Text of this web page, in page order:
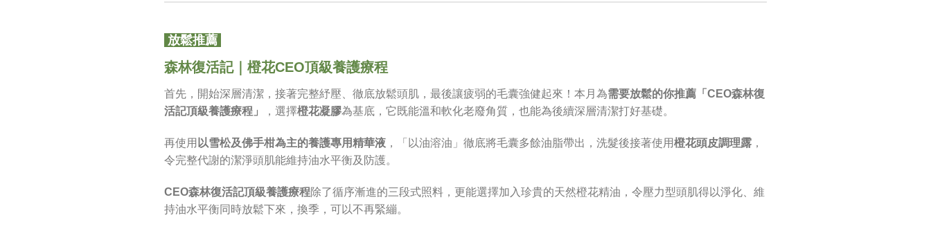
放鬆推薦
森林復活記｜橙花CEO頂級養護療程
首先，開始深層清潔，接著完整紓壓、徹底放鬆頭肌，最後讓疲弱的毛囊強健起來！本月為需要放鬆的你推薦「 CEO森林復
活記頂級養護療程」
，選擇橙花凝膠為基底，它既能溫和軟化老廢角質，也能為後續深層清潔打好基礎。
再使用 以雪松及佛手柑為主的養護專用精華液 ，「以油溶油」徹底將毛囊多餘油脂帶出，洗髮後接著使用橙花頭皮調理露 ，
令完整代謝的潔淨頭肌能維持油水平衡及防護。
CEO森林復活記頂級養護療程除了循序漸進的三段式照料，更能選擇加入珍貴的天然橙花精油，令壓力型頭肌得以淨化、維
持油水平衡同時放鬆下來，換季，可以不再緊繃。